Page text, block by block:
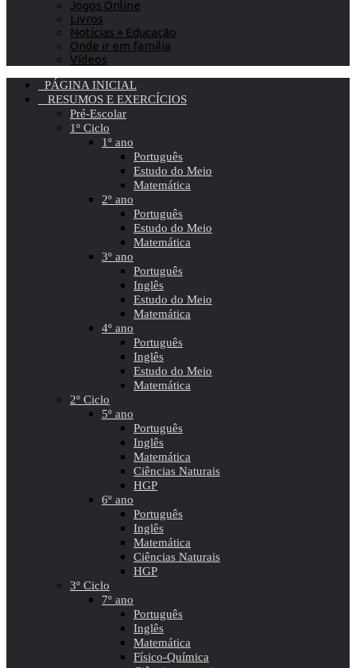
Jogos Online
Livros
Notícias » Educação
Onde ir em família
Vídeos
PÁGINA INICIAL
RESUMOS E EXERCÍCIOS
Pré-Escolar
1º Ciclo
1º ano
Português
Estudo do Meio
Matemática
2º ano
Português
Estudo do Meio
Matemática
3º ano
Português
Inglês
Estudo do Meio
Matemática
4º ano
Português
Inglês
Estudo do Meio
Matemática
2º Ciclo
5º ano
Português
Inglês
Matemática
Ciências Naturais
HGP
6º ano
Português
Inglês
Matemática
Ciências Naturais
HGP
3º Ciclo
7º ano
Português
Inglês
Matemática
Físico-Química